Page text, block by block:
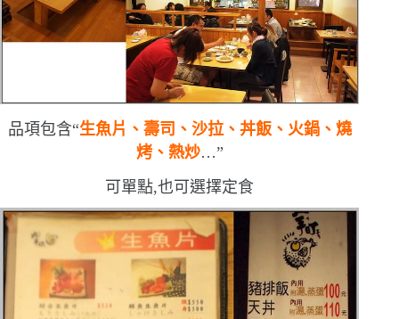
品項包含“生魚片、壽司、沙拉、丼飯、火鍋、燒
烤、熱炒…”
可單點,也可選擇定食